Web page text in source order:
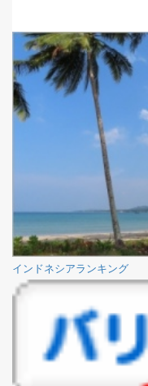
インドネシアランキング